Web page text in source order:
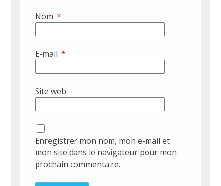
Nom *
E-mail *
Site web
Enregistrer mon nom, mon e-mail et
mon site dans le navigateur pour mon
prochain commentaire.